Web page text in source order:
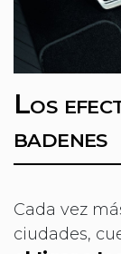
Los
badenes
Cada vez
ciudades,